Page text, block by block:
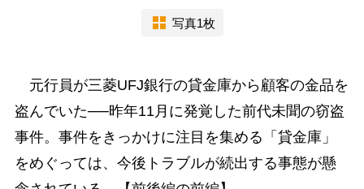
写真1枚
元行員が三菱UFJ銀行の貸金庫から顧客の金品を
盗んでいた──昨年11月に発覚した前代未聞の窃盗
事件。事件をきっかけに注目を集める「貸金庫」
をめぐっては、今後トラブルが続出する事態が懸